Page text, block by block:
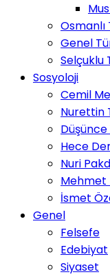
Osmanlı
Genel
Selçuklu
Sosyoloji
Cemil
Nurettin
Düşünce
Hece
Nuri
Mehmet
İsmet
Genel
Felsefe
Edebiyat
Siyaset